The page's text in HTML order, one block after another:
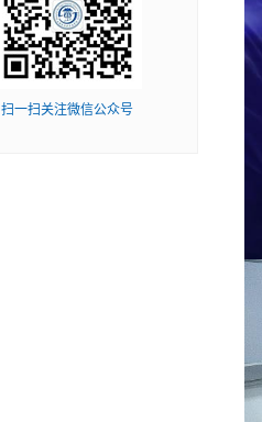
扫一扫关注微信公众号